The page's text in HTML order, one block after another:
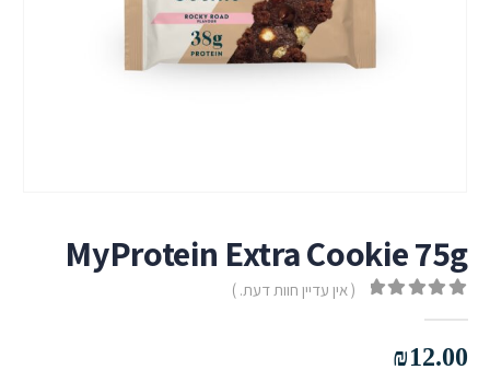
MyProtein Extra Cookie 75g
( אין עדיין חוות דעת. )
₪12.00